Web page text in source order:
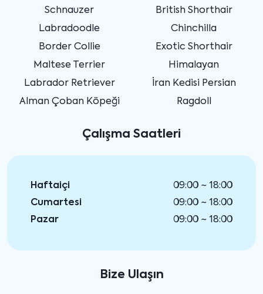
Schnauzer
Labradoodle
Border Collie
Maltese Terrier
Labrador Retriever
Alman Çoban Köpeği
British Shorthair
Chinchilla
Exotic Shorthair
Himalayan
İran Kedisi Persian
Ragdoll
Çalışma Saatleri
Haftaiçi
09:00 ~ 18:00
Cumartesi
09:00 ~ 18:00
Pazar
09:00 ~ 18:00
Bize Ulaşın